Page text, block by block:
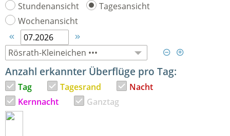
Stundenansicht
Tagesansicht
Wochenansicht




Anzahl erkannter Überflüge pro Tag:
Tag Tagesrand
Nacht
Kernnacht
Ganztag